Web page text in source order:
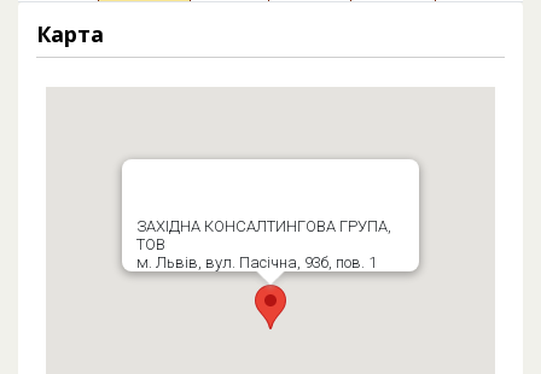
Карта
ЗАХІДНА КОНСАЛТИНГОВА ГРУПА,
ТОВ
м. Львів, вул. Пасічна, 93б, пов. 1